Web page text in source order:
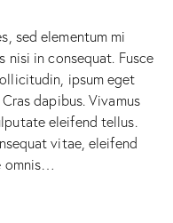
sed elementum mi
nisi in consequat. Fusce
ipsum eget
dapibus. Vivamus
eleifend tellus.
vitae, eleifend
omnis…